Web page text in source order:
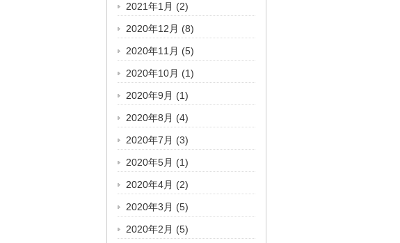
2021年1月 (2)
2020年12月 (8)
2020年11月 (5)
2020年10月 (1)
2020年9月 (1)
2020年8月 (4)
2020年7月 (3)
2020年5月 (1)
2020年4月 (2)
2020年3月 (5)
2020年2月 (5)